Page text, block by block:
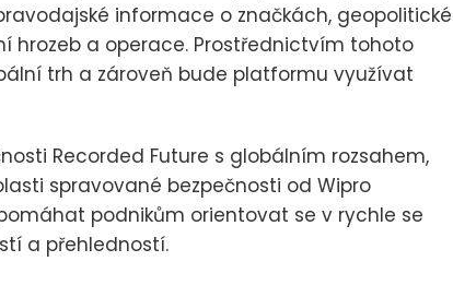
informace o značkách, geopolitické
a operace. Prostřednictvím tohoto
trh a zároveň bude platformu využívat
Recorded Future s globálním rozsahem,
spravované bezpečnosti od Wipro
podnikům orientovat se v rychle se
a přehledností.